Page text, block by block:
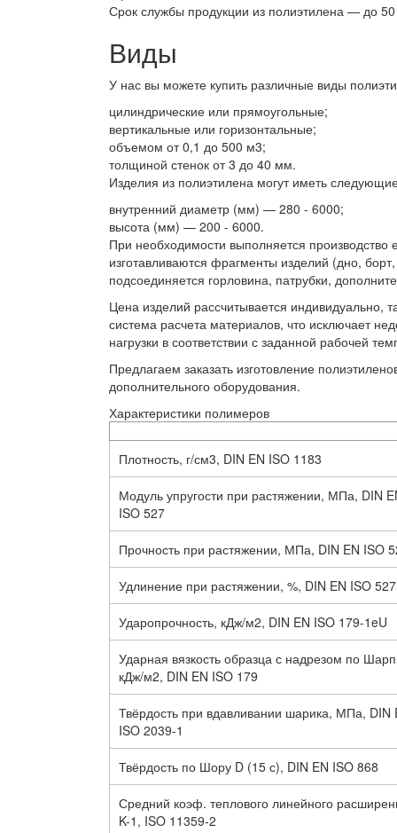
Срок службы продукции из полиэтилена — до
Виды
У нас вы можете купить различные виды
цилиндрические или прямоугольные;
вертикальные или горизонтальные;
объемом от 0,1 до 500 м3;
толщиной стенок от 3 до 40 мм.
Изделия из полиэтилена могут иметь
внутренний диаметр (мм) — 280 - 6000;
высота (мм) — 200 - 6000.
При необходимости выполняется
изготавливаются фрагменты изделий (дно,
подсоединяется горловина, патрубки,
Цена изделий рассчитывается индивидуально,
система расчета материалов, что исключает
нагрузки в соответствии с заданной рабочей
Предлагаем заказать изготовление
дополнительного оборудования.
Характеристики полимеров
Плотность, г/см3, DIN EN ISO 1183
Модуль упругости при растяжении, МПа, DIN
ISO 527
Прочность при растяжении, МПа, DIN EN ISO
Удлинение при растяжении, %, DIN EN ISO 527
Ударопрочность, кДж/м2, DIN EN ISO 179-1eU
Ударная вязкость образца с надрезом по
кДж/м2, DIN EN ISO 179
Твёрдость при вдавливании шарика, МПа, DIN
ISO 2039-1
Твёрдость по Шору D (15 с), DIN EN ISO 868
Средний коэф. теплового линейного
K-1, ISO 11359-2